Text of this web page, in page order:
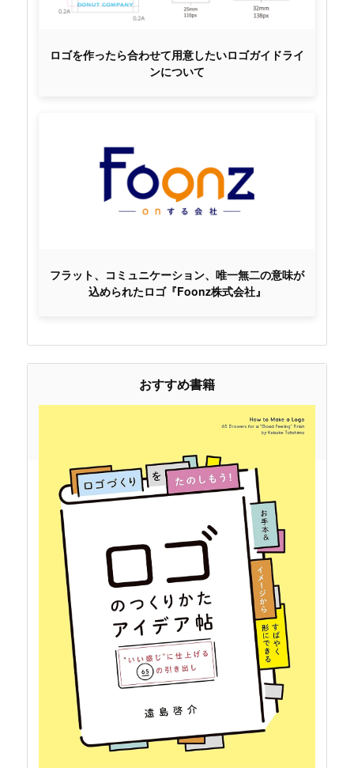
ロゴを作ったら合わせて用意したいロゴガイドライ
ンについて
フラット、コミュニケーション、唯一無二の意味が
込められたロゴ『Foonz株式会社』
おすすめ書籍